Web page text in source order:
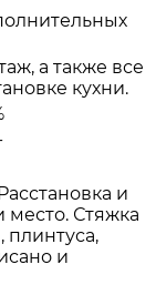
а также все
кухни.
и
место. Стяжка
плинтуса,
и